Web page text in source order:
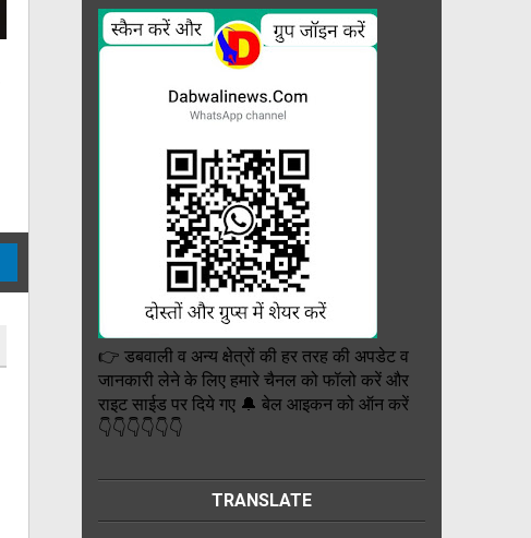
👉 डबवाली व अन्य क्षेत्रों की हर तरह की अपडेट व
जानकारी लेने के लिए हमारे चैनल को फॉलो करें और
राइट साईड पर दिये गए 🔔 बेल आइकन को ऑन करें
👇👇👇👇👇👇
TRANSLATE